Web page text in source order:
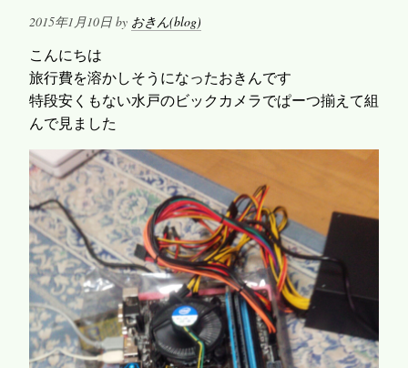
Posted
2015年1月10日 by おきん(blog)
こんにちは
旅行費を溶かしそうになったおきんです
特段安くもない水戸のビックカメラでぱーつ揃えて組
んで見ました